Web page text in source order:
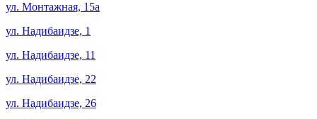
ул. Монтажная, 15а
ул. Надибаидзе, 1
ул. Надибаидзе, 11
ул. Надибаидзе, 22
ул. Надибаидзе, 26